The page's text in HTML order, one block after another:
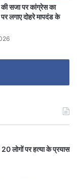
की सजा पर कांग्रेस का
लगाए दोहरे मापदंड के
लोगों पर हत्या के प्रयास